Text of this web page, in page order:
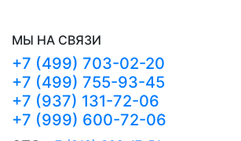
МЫ НА СВЯЗИ
+7 (499) 703-02-20
+7 (499) 755-93-45
+7 (937) 131-72-06
+7 (999) 600-72-06